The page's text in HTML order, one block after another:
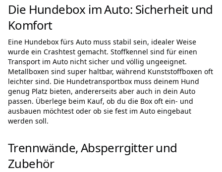
Die Hundebox im Auto: Sicherheit und
Komfort
Eine Hundebox fürs Auto muss stabil sein, idealer Weise
wurde ein Crashtest gemacht. Stoffkennel sind für einen
Transport im Auto nicht sicher und völlig ungeeignet.
Metallboxen sind super haltbar, während Kunststoffboxen oft
leichter sind. Die Hundetransportbox muss deinem Hund
genug Platz bieten, andererseits aber auch in dein Auto
passen. Überlege beim Kauf, ob du die Box oft ein- und
ausbauen möchtest oder ob sie fest im Auto eingebaut
werden soll.
Trennwände, Absperrgitter und
Zubehör